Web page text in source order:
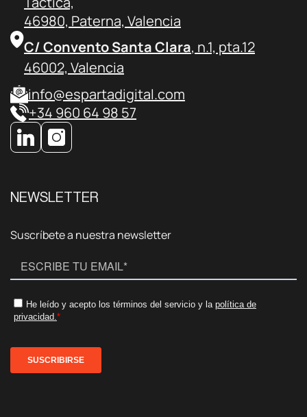
46980, Paterna, Valencia
C/ Convento Santa Clara, n.1, pta.12
46002, Valencia
info@espartadigital.com
+34 960 64 98 57
NEWSLETTER
Suscríbete a nuestra newsletter